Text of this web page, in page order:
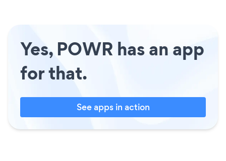
Yes, POWR has an app
for that.
See apps in action